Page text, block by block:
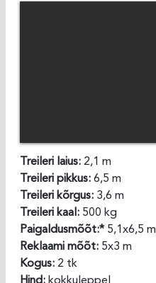
Treileri laius: 2,1 m
Treileri pikkus: 6,5 m
Treileri kõrgus: 3,6 m
Treileri kaal: 500 kg
Paigaldusmõõt:*5,1x6,5 m
Reklaami mõõt: 5x3 m
Kogus: 2 tk
Hind: kokkuleppel